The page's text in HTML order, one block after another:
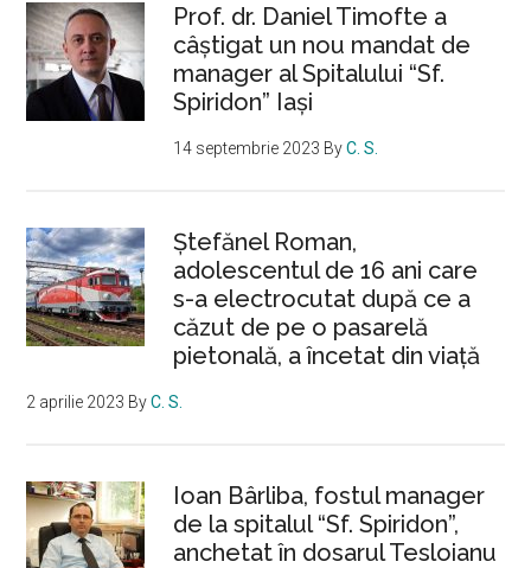
Prof. dr. Daniel Timofte a
câștigat un nou mandat de
manager al Spitalului “Sf.
Spiridon” Iași
14 septembrie 2023 ByC. S.
Ştefănel Roman,
adolescentul de 16 ani care
s-a electrocutat după ce a
căzut de pe o pasarelă
pietonală, a încetat din viață
2 aprilie 2023 ByC. S.
Ioan Bârliba, fostul manager
de la spitalul “Sf. Spiridon”,
anchetat în dosarul Tesloianu